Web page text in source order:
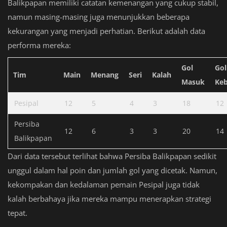
Balikpapan memiliki catatan kemenangan yang cukup stabil,
namun masing-masing juga menunjukkan beberapa
kekurangan yang menjadi perhatian. Berikut adalah data
performa mereka:
Tim Main Menang Seri Kalah
Gol
Masuk
Gol
Pesipal 12 5 4 3 18 12
Persiba
Balikpapan
12 6 3 3 20 14
Dari data tersebut terlihat bahwa Persiba Balikpapan sedikit
unggul dalam hal poin dan jumlah gol yang dicetak. Namun,
kekompakan dan kedalaman pemain Pesipal juga tidak
kalah berbahaya jika mereka mampu menerapkan strategi
tepat.